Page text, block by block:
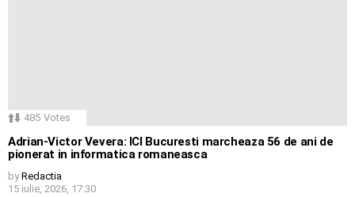
485 Votes
Adrian-Victor Vevera: ICI Bucuresti marcheaza 56 de ani de
pionerat in informatica romaneasca
by Redactia
15 iulie, 2026, 17:30